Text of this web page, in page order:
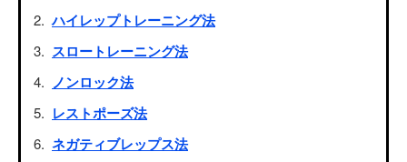
ハイレップトレーニング法
スロートレーニング法
ノンロック法
レストポーズ法
ネガティブレップス法